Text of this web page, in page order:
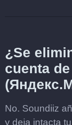
¿Se
cuenta
No. Soundiiz
y deja intacta